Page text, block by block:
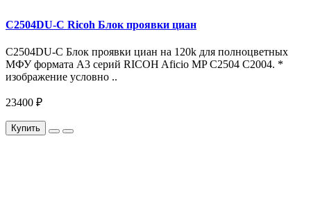
C2504DU-C Ricoh Блок проявки циан
C2504DU-C Блок проявки циан на 120k для полноцветных
МФУ формата A3 серий RICOH Aficio MP C2504 C2004. *
изображение условно ..
23400 ₽
Купить